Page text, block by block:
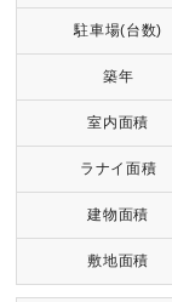
駐車場(台数)
築年
室内面積
ラナイ面積
建物面積
敷地面積